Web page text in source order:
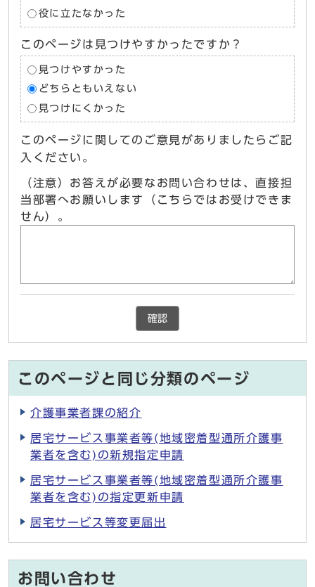
役に立たなかった
このページは見つけやすかったですか？
見つけやすかった
どちらともいえない
見つけにくかった
このページに関してのご意見がありましたらご記
入ください。
（注意）お答えが必要なお問い合わせは、直接担
当部署へお願いします（こちらではお受けできま
せん）。
確認
このページと同じ分類のページ
介護事業者課の紹介
居宅サービス事業者等(地域密着型通所介護事
業者を含む)の新規指定申請
居宅サービス事業者等(地域密着型通所介護事
業者を含む)の指定更新申請
居宅サービス等変更届出
お問い合わせ